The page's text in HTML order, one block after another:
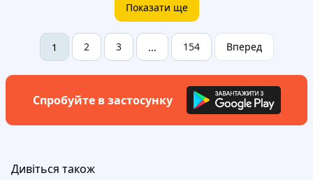
Показати ще
1 2 3 ... 154 Вперед
Спробуйте в застосунку
Дивіться також